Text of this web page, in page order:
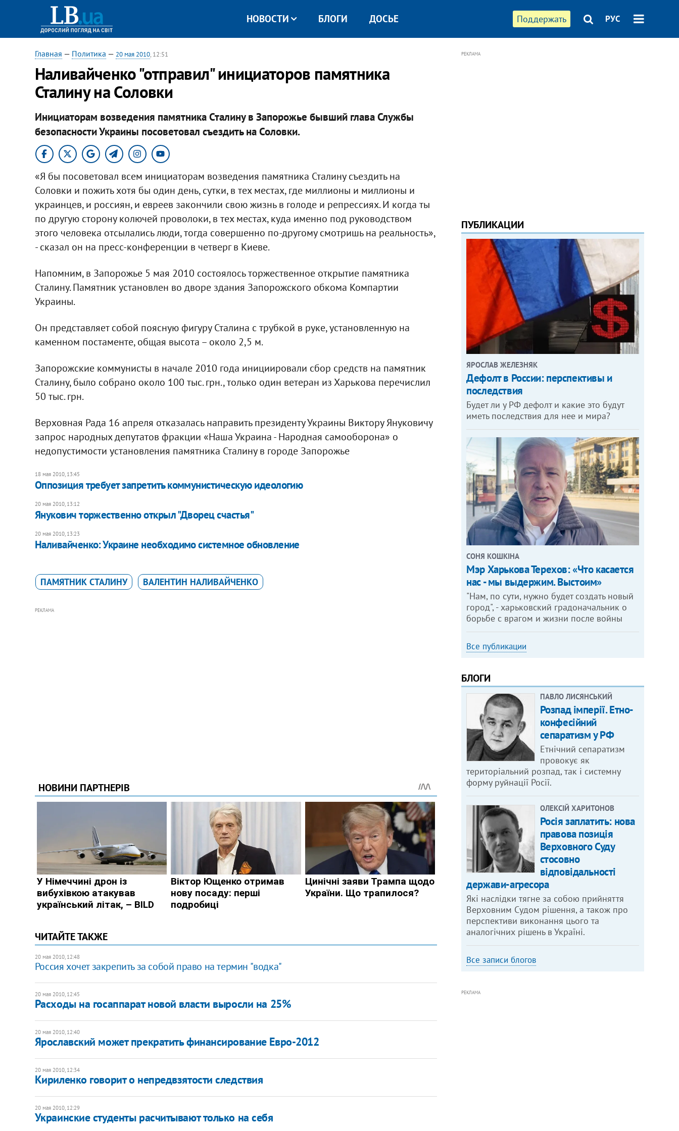
Поддержать РУС
НОВОСТИ БЛОГИ ДОСЬЕ
Главная — Политика — 20 мая 2010, 12:51
Наливайченко "отправил" инициаторов памятника
Сталину на Соловки
Инициаторам возведения памятника Сталину в Запорожье бывший глава Службы
безопасности Украины посоветовал съездить на Соловки.
«Я бы посоветовал всем инициаторам возведения памятника Сталину съездить на
Соловки и пожить хотя бы один день, сутки, в тех местах, где миллионы и миллионы и
украинцев, и россиян, и евреев закончили свою жизнь в голоде и репрессиях. И когда ты
по другую сторону колючей проволоки, в тех местах, куда именно под руководством
этого человека отсылались люди, тогда совершенно по-другому смотришь на реальность»,
- сказал он на пресс-конференции в четверг в Киеве.
Напомним, в Запорожье 5 мая 2010 состоялось торжественное открытие памятника
Сталину. Памятник установлен во дворе здания Запорожского обкома Компартии
Украины.
Он представляет собой поясную фигуру Сталина с трубкой в руке, установленную на
каменном постаменте, общая высота – около 2,5 м.
Запорожские коммунисты в начале 2010 года инициировали сбор средств на памятник
Сталину, было собрано около 100 тыс. грн., только один ветеран из Харькова перечислил
50 тыс. грн.
Верховная Рада 16 апреля отказалась направить президенту Украины Виктору Януковичу
запрос народных депутатов фракции «Наша Украина - Народная самооборона» о
недопустимости установления памятника Сталину в городе Запорожье
18 мая 2010, 13:45
Оппозиция требует запретить коммунистическую идеологию
20 мая 2010, 13:12
Янукович торжественно открыл "Дворец счастья"
20 мая 2010, 13:23
Наливайченко: Украине необходимо системное обновление
ПАМЯТНИК СТАЛИНУ ВАЛЕНТИН НАЛИВАЙЧЕНКО
РЕКЛАМА
ЧИТАЙТЕ ТАКЖЕ
20 мая 2010, 12:48
Россия хочет закрепить за собой право на термин "водка"
20 мая 2010, 12:45
Расходы на госаппарат новой власти выросли на 25%
20 мая 2010, 12:40
Ярославcкий может прекратить финансирование Евро-2012
20 мая 2010, 12:34
Кириленко говорит о непредвзятости следствия
20 мая 2010, 12:29
Украинские студенты расчитывают только на себя
РЕКЛАМА
ПУБЛИКАЦИИ
ЯРОСЛАВ ЖЕЛЕЗНЯК
Дефолт в России: перспективы и
последствия
Будет ли у РФ дефолт и какие это будут
иметь последствия для нее и мира?
СОНЯ КОШКІНА
Мэр Харькова Терехов: «Что касается
нас - мы выдержим. Выстоим»
"Нам, по сути, нужно будет создать новый
город", - харьковский градоначальник о
борьбе с врагом и жизни после войны
Все публикации
БЛОГИ
ПАВЛО ЛИСЯНСЬКИЙ
Розпад імперії. Етно-
конфесійний
сепаратизм у РФ
Етнічний сепаратизм
провокує як
територіальний розпад, так і системну
форму руйнації Росії.
ОЛЕКСІЙ ХАРИТОНОВ
Росія заплатить: нова
правова позиція
Верховного Суду
стосовно
відповідальності
держави-агресора
Які наслідки тягне за собою прийняття
Верховним Судом рішення, а також про
перспективи виконання цього та
аналогічних рішень в Україні.
Все записи блогов
РЕКЛАМА